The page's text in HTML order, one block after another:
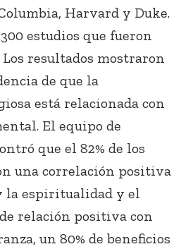
Harvard y Duke.
estudios que fueron
Los resultados mostraron
de que la
está relacionada con
El equipo de
que el 82% de los
una correlación positiva
espiritualidad y el
relación positiva con
un 80% de beneficios